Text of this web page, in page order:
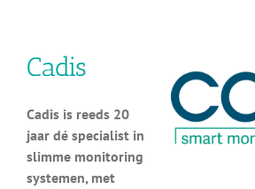
Cadis
Cadis is reeds 20
jaar dé specialist in
slimme monitoring
systemen, met